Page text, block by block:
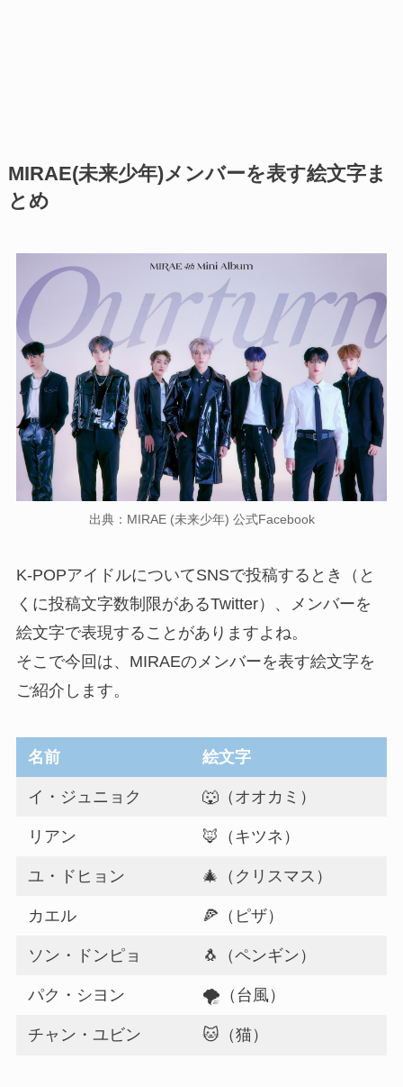
MIRAE(未来少年)メンバーを表す絵文字ま
とめ
出典：MIRAE (未来少年) 公式Facebook
K-POPアイドルについてSNSで投稿するとき（と
くに投稿文字数制限があるTwitter）、メンバーを
絵文字で表現することがありますよね。
そこで今回は、MIRAEのメンバーを表す絵文字を
ご紹介します。
名前 絵文字
イ・ジュニョク 🐺（オオカミ）
リアン 🦊（キツネ）
ユ・ドヒョン 🎄（クリスマス）
カエル 🍕（ピザ）
ソン・ドンピョ 🐧（ペンギン）
パク・シヨン 🌪（台風）
チャン・ユビン 🐱（猫）